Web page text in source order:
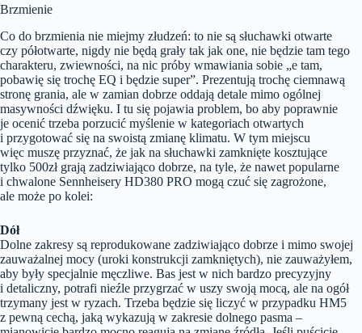
Brzmienie
Co do brzmienia nie miejmy złudzeń: to nie są słuchawki otwarte
czy półotwarte, nigdy nie będą grały tak jak one, nie będzie tam tego
charakteru, zwiewności, na nic próby wmawiania sobie „e tam,
pobawię się trochę EQ i będzie super”. Prezentują trochę ciemnawą
stronę grania, ale w zamian dobrze oddają detale mimo ogólnej
masywności dźwięku. I tu się pojawia problem, bo aby poprawnie
je ocenić trzeba porzucić myślenie w kategoriach otwartych
i przygotować się na swoistą zmianę klimatu. W tym miejscu
więc muszę przyznać, że jak na słuchawki zamknięte kosztujące
tylko 500zł grają zadziwiająco dobrze, na tyle, że nawet popularne
i chwalone Sennheisery HD380 PRO mogą czuć się zagrożone,
ale może po kolei:
Dół
Dolne zakresy są reprodukowane zadziwiająco dobrze i mimo swojej
zauważalnej mocy (uroki konstrukcji zamkniętych), nie zauważyłem,
aby były specjalnie męczliwe. Bas jest w nich bardzo precyzyjny
i detaliczny, potrafi nieźle przygrzać w uszy swoją mocą, ale na ogół
trzymany jest w ryzach. Trzeba będzie się liczyć w przypadku HM5
z pewną cechą, jaką wykazują w zakresie dolnego pasma –